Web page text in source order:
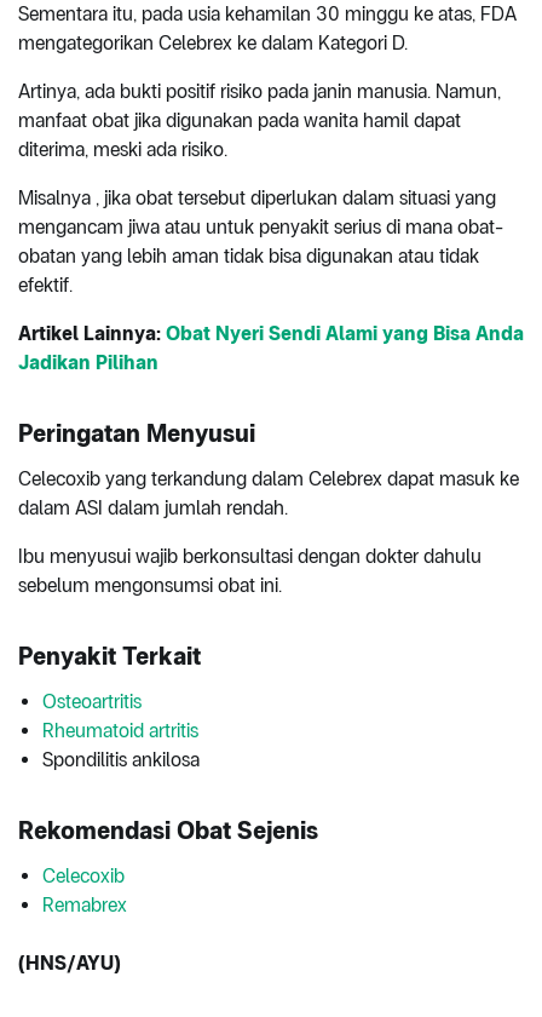
Sementara itu, pada usia kehamilan 30 minggu ke atas, FDA
mengategorikan Celebrex ke dalam Kategori D.
Artinya, ada bukti positif risiko pada janin manusia. Namun,
manfaat obat jika digunakan pada wanita hamil dapat
diterima, meski ada risiko.
Misalnya , jika obat tersebut diperlukan dalam situasi yang
mengancam jiwa atau untuk penyakit serius di mana obat-
obatan yang lebih aman tidak bisa digunakan atau tidak
efektif.
Artikel Lainnya: Obat Nyeri Sendi Alami yang Bisa Anda
Jadikan Pilihan
Peringatan Menyusui
Celecoxib yang terkandung dalam Celebrex dapat masuk ke
dalam ASI dalam jumlah rendah.
Ibu menyusui wajib berkonsultasi dengan dokter dahulu
sebelum mengonsumsi obat ini.
Penyakit Terkait
Osteoartritis
Rheumatoid artritis
Spondilitis ankilosa
Rekomendasi Obat Sejenis
Celecoxib
Remabrex
(HNS/AYU)